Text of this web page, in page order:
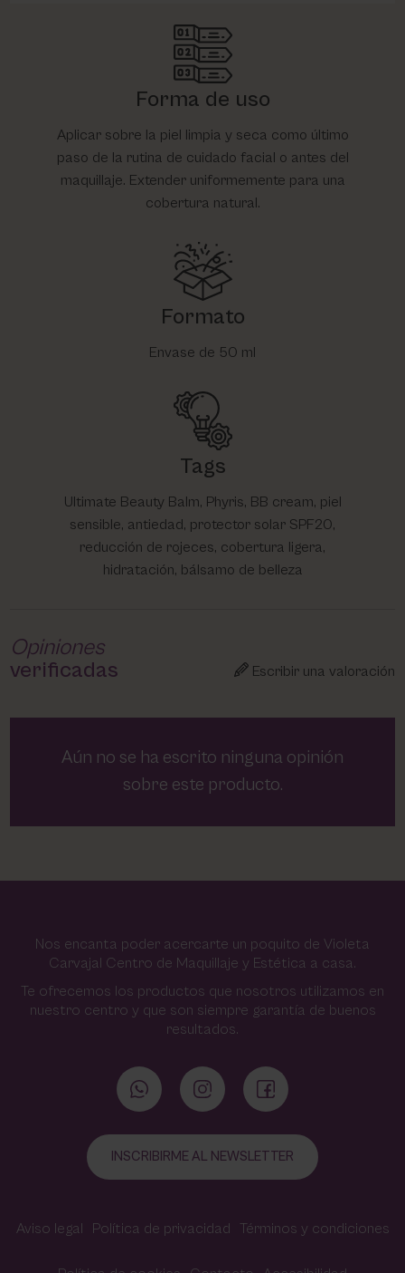
Forma de uso
Aplicar sobre la piel limpia y seca como último
paso de la rutina de cuidado facial o antes del
maquillaje. Extender uniformemente para una
cobertura natural.
Formato
Envase de 50 ml
Tags
Ultimate Beauty Balm, Phyris, BB cream, piel
sensible, antiedad, protector solar SPF20,
reducción de rojeces, cobertura ligera,
hidratación, bálsamo de belleza
Opiniones
verificadas
Escribir una valoración
Aún no se ha escrito ninguna opinión
sobre este producto.
Nos encanta poder acercarte un poquito de Violeta
Carvajal Centro de Maquillaje y Estética a casa.
Te ofrecemos los productos que nosotros utilizamos en
nuestro centro y que son siempre garantía de buenos
resultados.
INSCRIBIRME AL NEWSLETTER
Aviso legal Política de privacidad Términos y condiciones